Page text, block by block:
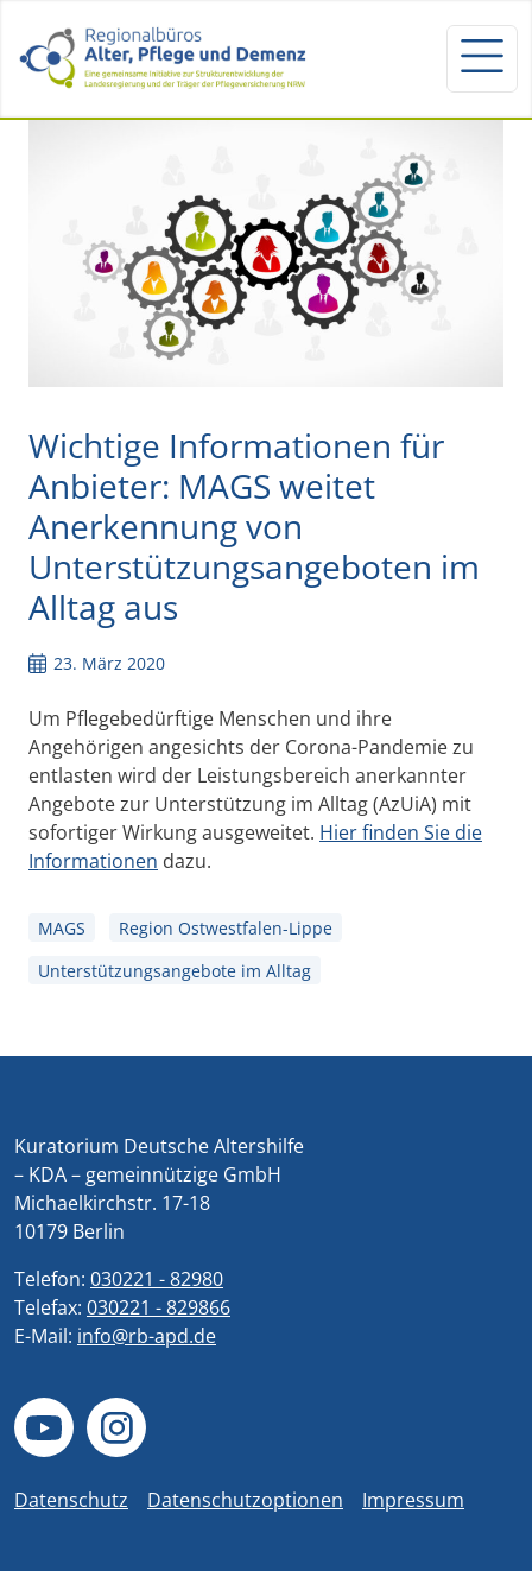
Wichtige Informationen für
Anbieter: MAGS weitet
Anerkennung von
Unterstützungsangeboten im
Alltag aus
23. März 2020
Um Pflegebedürftige Menschen und ihre
Angehörigen angesichts der Corona-Pandemie zu
entlasten wird der Leistungsbereich anerkannter
Angebote zur Unterstützung im Alltag (AzUiA) mit
sofortiger Wirkung ausgeweitet. Hier finden Sie die
Informationen dazu.
MAGS
Region Ostwestfalen-Lippe
Unterstützungsangebote im Alltag
Kuratorium Deutsche Altershilfe
– KDA – gemeinnützige GmbH
Michaelkirchstr. 17-18
10179 Berlin
Telefon: 030221 - 82980
Telefax: 030221 - 829866
E-Mail: info@rb-apd.de
Datenschutz Datenschutzoptionen Impressum